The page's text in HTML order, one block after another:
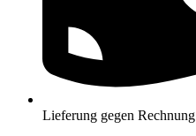
Lieferung gegen Rechnung